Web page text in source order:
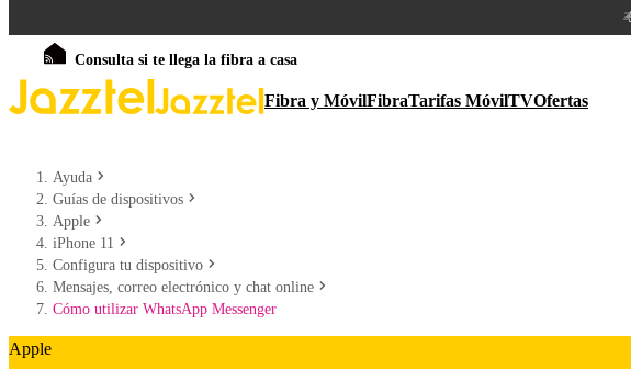
Consulta si te llega la fibra a casa
Fibra y MóvilFibraTarifas MóvilTVOfertas
Ayuda
Guías de dispositivos
Apple
iPhone 11
Configura tu dispositivo
Mensajes, correo electrónico y chat online
Cómo utilizar WhatsApp Messenger
Apple